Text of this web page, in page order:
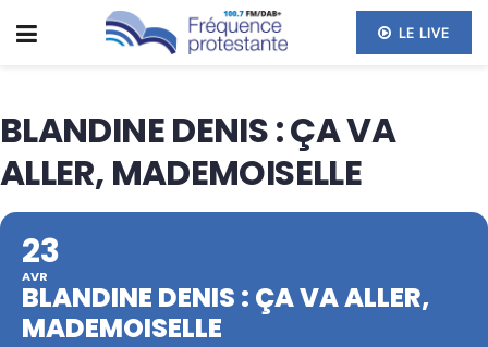
LE LIVE
BLANDINE DENIS : ÇA VA
ALLER, MADEMOISELLE
23
AVR
BLANDINE DENIS : ÇA VA ALLER,
MADEMOISELLE